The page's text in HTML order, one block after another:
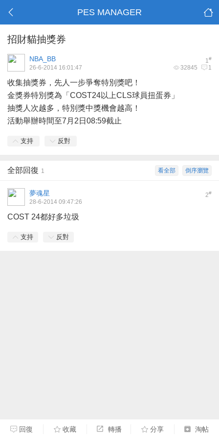
PES MANAGER
招財貓抽獎券
1#
NBA_BB
32845 1
26-6-2014 16:01:47
收集抽獎券，先人一步爭奪特別獎吧！
金獎券特別獎為「COST24以上CLS球員扭蛋券」
抽獎人次越多，特別獎中獎機會越高！
活動舉辦時間至7月2日08:59截止
支持 反對
倒序瀏覽
看全部
全部回復 1
2#
夢魂星
28-6-2014 09:47:26
COST 24都好多垃圾
支持 反對
回復 收藏 轉播 分享 淘帖